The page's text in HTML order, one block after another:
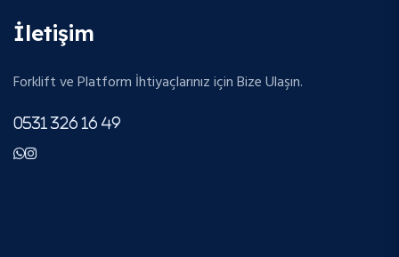
İletişim
Forklift ve Platform İhtiyaçlarınız için Bize Ulaşın.
0531 326 16 49